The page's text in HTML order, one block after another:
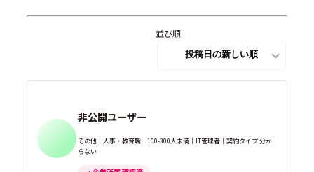
並び順
非公開ユーザー
その他｜人事・教育職｜100-300人未満｜IT管理者｜契約タイプ 分か
らない